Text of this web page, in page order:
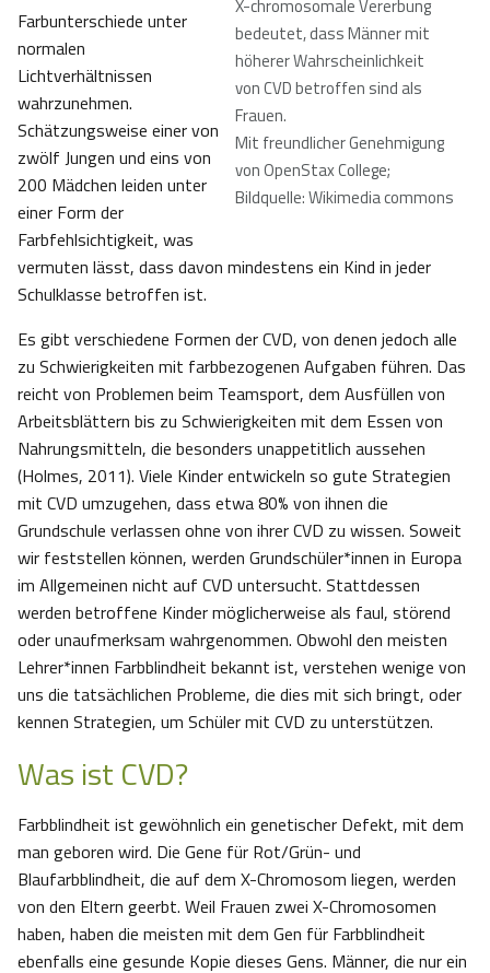
X-chromosomale Vererbung
bedeutet, dass Männer mit
höherer Wahrscheinlichkeit
von CVD betroffen sind als
Frauen.
Mit freundlicher Genehmigung
von OpenStax College;
Bildquelle: Wikimedia commons
Farbunterschiede unter
normalen
Lichtverhältnissen
wahrzunehmen.
Schätzungsweise einer von
zwölf Jungen und eins von
200 Mädchen leiden unter
einer Form der
Farbfehlsichtigkeit, was
vermuten lässt, dass davon mindestens ein Kind in jeder
Schulklasse betroffen ist.
Es gibt verschiedene Formen der CVD, von denen jedoch alle
zu Schwierigkeiten mit farbbezogenen Aufgaben führen. Das
reicht von Problemen beim Teamsport, dem Ausfüllen von
Arbeitsblättern bis zu Schwierigkeiten mit dem Essen von
Nahrungsmitteln, die besonders unappetitlich aussehen
(Holmes, 2011). Viele Kinder entwickeln so gute Strategien
mit CVD umzugehen, dass etwa 80% von ihnen die
Grundschule verlassen ohne von ihrer CVD zu wissen. Soweit
wir feststellen können, werden Grundschüler*innen in Europa
im Allgemeinen nicht auf CVD untersucht. Stattdessen
werden betroffene Kinder möglicherweise als faul, störend
oder unaufmerksam wahrgenommen. Obwohl den meisten
Lehrer*innen Farbblindheit bekannt ist, verstehen wenige von
uns die tatsächlichen Probleme, die dies mit sich bringt, oder
kennen Strategien, um Schüler mit CVD zu unterstützen.
Was ist CVD?
Farbblindheit ist gewöhnlich ein genetischer Defekt, mit dem
man geboren wird. Die Gene für Rot/Grün- und
Blaufarbblindheit, die auf dem X-Chromosom liegen, werden
von den Eltern geerbt. Weil Frauen zwei X-Chromosomen
haben, haben die meisten mit dem Gen für Farbblindheit
ebenfalls eine gesunde Kopie dieses Gens. Männer, die nur ein